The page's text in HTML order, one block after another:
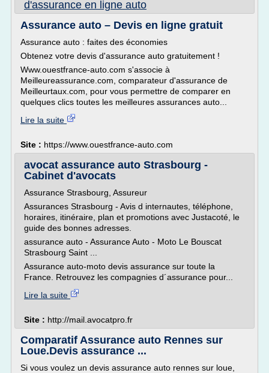
d'assurance en ligne auto
Assurance auto – Devis en ligne gratuit
Assurance auto : faites des économies
Obtenez votre devis d'assurance auto gratuitement !
Www.ouestfrance-auto.com s'associe à
Meilleureassurance.com, comparateur d'assurance de
Meilleurtaux.com, pour vous permettre de comparer en
quelques clics toutes les meilleures assurances auto...
Lire la suite
Site : https://www.ouestfrance-auto.com
avocat assurance auto Strasbourg -
Cabinet d'avocats
Assurance Strasbourg, Assureur
Assurances Strasbourg - Avis d internautes, téléphone,
horaires, itinéraire, plan et promotions avec Justacoté, le
guide des bonnes adresses.
assurance auto - Assurance Auto - Moto Le Bouscat
Strasbourg Saint ...
Assurance auto-moto devis assurance sur toute la
France. Retrouvez les compagnies d´assurance pour...
Lire la suite
Site : http://mail.avocatpro.fr
Comparatif Assurance auto Rennes sur
Loue.Devis assurance ...
Si vous voulez un devis assurance auto rennes sur loue,